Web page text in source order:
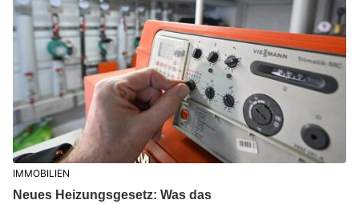
IMMOBILIEN
Neues Heizungsgesetz: Was das